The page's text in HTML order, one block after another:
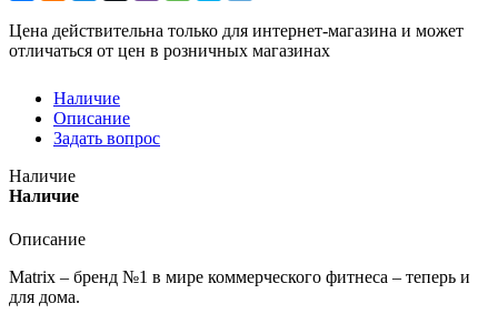
Цена действительна только для интернет-магазина и может
отличаться от цен в розничных магазинах
Наличие
Описание
Задать вопрос
Наличие
Наличие
Описание
Matrix – бренд №1 в мире коммерческого фитнеса – теперь и
для дома.